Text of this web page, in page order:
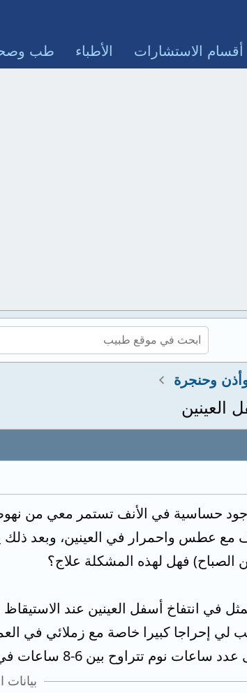
أقسام الاستشارات الأطباء طب
وحنجرة
العينين
حساسية في الأنف تستمر معي من
مع عطس واحمرار في العينين، وبعد
الصباح) فهل لهذه المشكلة علاج؟
في انتفاخ أسفل العينين عند
لي إحراجا كبيرا خاصة مع زملائي في
تتراوح بين 6-8 ساعات في أغلب الأحيان.
بيانات